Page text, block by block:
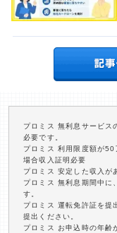
プロミス 無利息サービス
必要です。
プロミス 利用限度額が
場合収入証明必要
プロミス 安定した収入が
プロミス 無利息期間中に
す。
プロミス 運転免許証を提
提出ください。
プロミス お申込時の年齢